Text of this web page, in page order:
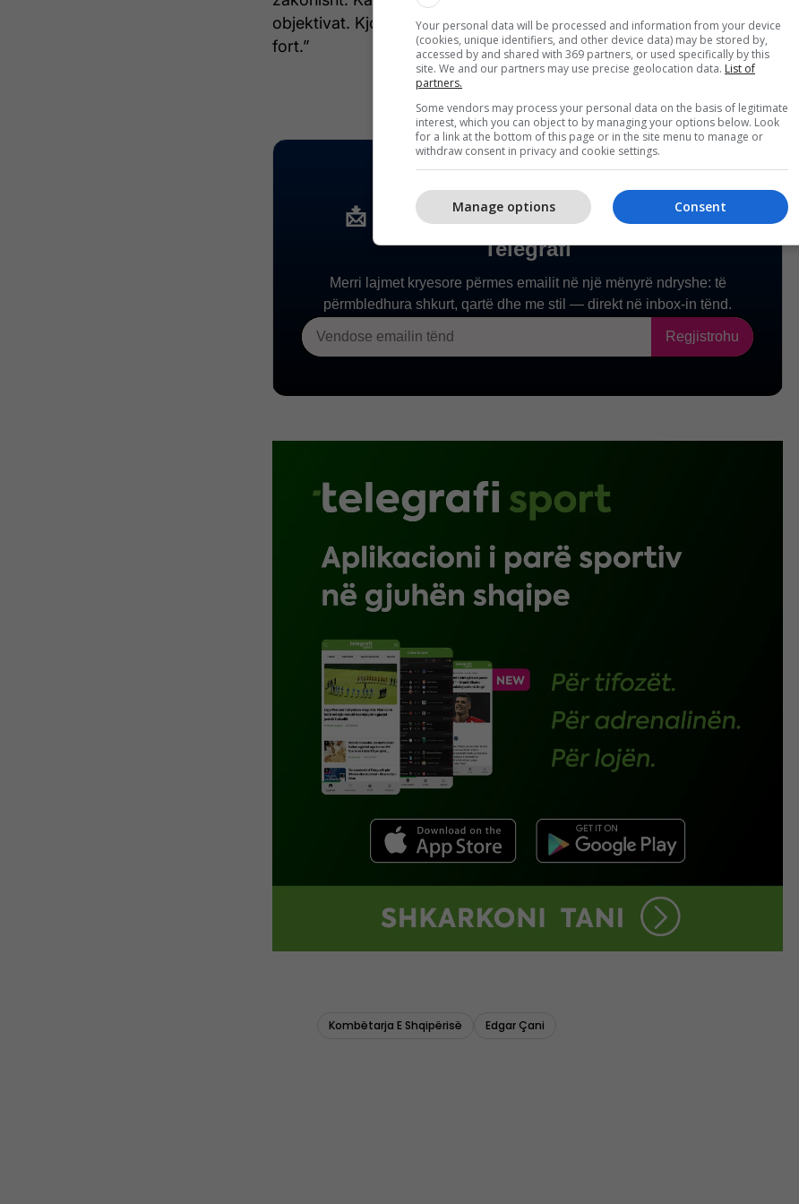
objektivat. Kjo është ajo që duhet të bëjmë dhe të shkojmë sa më
fort.”
Your personal data will be processed and information from your device
(cookies, unique identifiers, and other device data) may be stored by,
accessed by and shared with 369 partners, or used specifically by this
site. We and our partners may use precise geolocation data. List of
partners.
Some vendors may process your personal data on the basis of legitimate
interest, which you can object to by managing your options below. Look
for a link at the bottom of this page or in the site menu to manage or
withdraw consent in privacy and cookie settings.
Consent
Manage options